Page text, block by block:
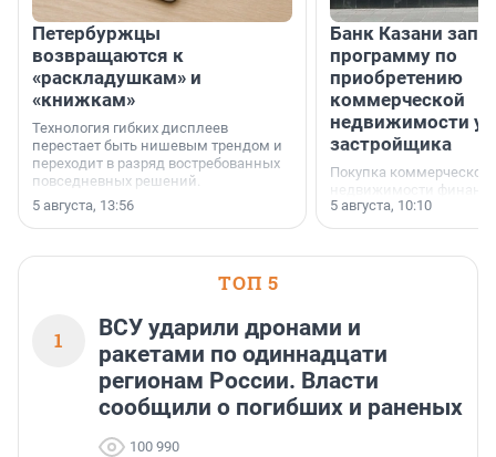
Петербуржцы
возвращаются к
«раскладушкам» и
«книжкам»
Технология гибких дисплеев
перестает быть нишевым трендом и
переходит в разряд востребованных
повседневных решений.
5 августа, 13:56
Банк Казани
программу по
приобретению
коммерческой
недвижимости у
застройщика
Покупка коммерческой
недвижимости
инструмент,
предпринимателей.
или готовый арендный
5 августа, 10:10
ТОП 5
1
ВСУ ударили дронами и
ракетами по одиннадцати
регионам России. Власти
сообщили о погибших и раненых
100 990